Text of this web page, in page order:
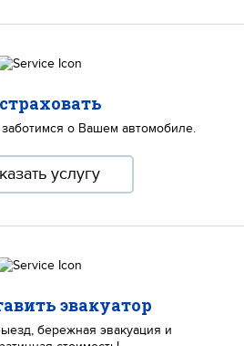
о Вашем автомобиле.
услугу
эвакуатор
бережная эвакуация и